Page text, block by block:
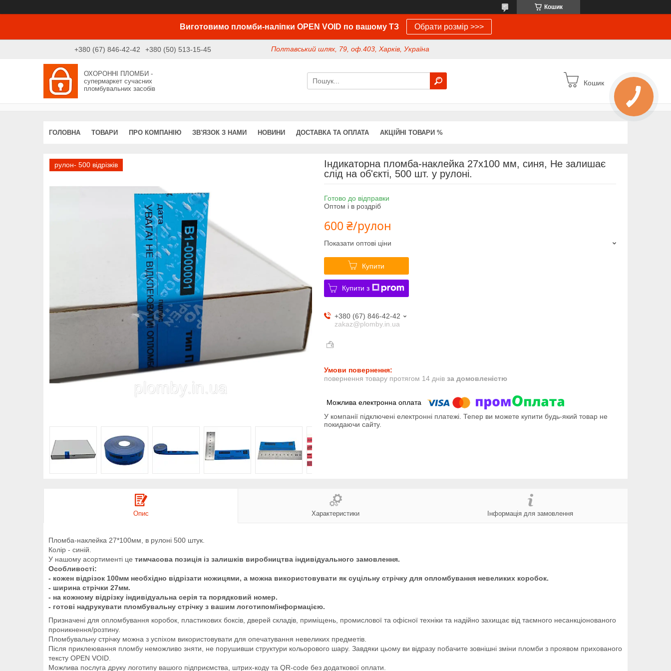
Кошик
Виготовимо пломби-наліпки OPEN VOID по вашому ТЗ Обрати розмір >>>
+380 (67) 846-42-42 +380 (50) 513-15-45 Полтавський шлях, 79, оф.403, Харків, Україна
ОХОРОННІ ПЛОМБИ -
супермаркет сучасних
пломбувальних засобів
Кошик
ГОЛОВНА ТОВАРИ ПРО КОМПАНІЮ ЗВ'ЯЗОК З НАМИ НОВИНИ ДОСТАВКА ТА ОПЛАТА АКЦІЙНІ ТОВАРИ %
рулон- 500 відрізків
Індикаторна пломба-наклейка 27х100 мм, синя, Не залишає
слід на об'єкті, 500 шт. у рулоні.
Готово до відправки
Оптом і в роздріб
600 ₴/рулон
Показати оптові ціни
Купити
Купити з
+380 (67) 846-42-42
zakaz@plomby.in.ua
повернення товару протягом 14 днів за домовленістю
У компанії підключені електронні платежі. Тепер ви можете купити будь-який товар не
покидаючи сайту.
Опис Характеристики Інформація для замовлення
Пломба-наклейка 27*100мм, в рулоні 500 штук.
Колір - синій.
У нашому асортименті це тимчасова позиція із залишків виробництва індивідуального замовлення.
Особливості:
- кожен відрізок 100мм необхідно відрізати ножицями, а можна використовувати як суцільну стрічку для опломбування невеликих коробок.
- ширина стрічки 27мм.
- на кожному відрізку індивідуальна серія та порядковий номер.
- готові надрукувати пломбувальну стрічку з вашим логотипом/інформацією.
Призначені для опломбування коробок, пластикових боксів, дверей складів, приміщень, промислової та офісної техніки та надійно захищає від таємного несанкціонованого
проникнення/розтину.
Пломбувальну стрічку можна з успіхом використовувати для опечатування невеликих предметів.
Після приклеювання пломбу неможливо зняти, не порушивши структури кольорового шару. Завдяки цьому ви відразу побачите зовнішні зміни пломби з проявом прихованого
тексту OPEN VOID.
Можлива послуга друку логотипу вашого підприємства, штрих-коду та QR-code без додаткової оплати.